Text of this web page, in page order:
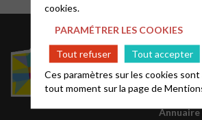
Le site
Liste
Annuaire
cookies.
PARAMÉTRER LES COOKIES
Tout refuser
Tout accepter
Ces paramètres sur les cookies sont
tout moment sur la page de